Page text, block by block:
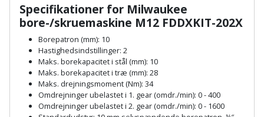
Terrassebrædder
Terrasseopklodsning
Tråd
byggeri
og
snor
Renseservietter
wipes
Kap-
geringssav
Kerneboremaskine
Klammepistol
og
fritid
Kaffe
Specifikationer for Milwaukee
bore-/skruemaskine M12 FDDXKIT-202X
Borepatron (mm): 10
Hastighedsindstillinger: 2
Maks. borekapacitet i stål (mm): 10
Maks. borekapacitet i træ (mm): 28
Maks. drejningsmoment (Nm): 34
Omdrejninger ubelastet i 1. gear (omdr./min): 0 - 400
Omdrejninger ubelastet i 2. gear (omdr./min): 0 - 1600